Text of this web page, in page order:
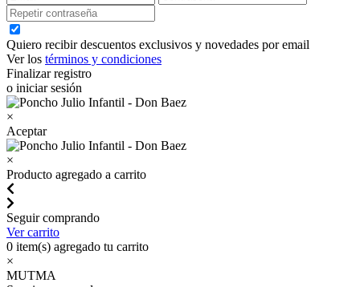
Quiero recibir descuentos exclusivos y novedades por email
Ver los términos y condiciones
Finalizar registro
o iniciar sesión
×
Aceptar
×
Producto agregado a carrito
Seguir comprando
Ver carrito
0 item(s) agregado tu carrito
×
MUTMA